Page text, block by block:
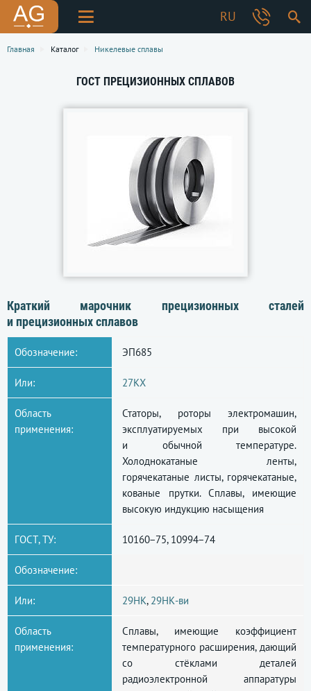
RU
Главная Каталог Никелевые сплавы
ГОСТ ПРЕЦИЗИОННЫХ СПЛАВОВ
Краткий марочник прецизионных сталей
и прецизионных сплавов
Обозначение: ЭП685
Или: 27КХ
Область
применения:
Статоры, роторы электромашин,
эксплуатируемых при высокой
и обычной температуре.
Холоднокатаные ленты,
горячекатаные листы, горячекатаные,
кованые прутки. Сплавы, имеющие
высокую индукцию насыщения
ГОСТ, ТУ: 10160−75, 10994−74
Обозначение:
Или: 29НК, 29НК-ви
Область
применения:
Сплавы, имеющие коэффициент
температурного расширения, дающий
со стёклами деталей
радиоэлектронной аппаратуры